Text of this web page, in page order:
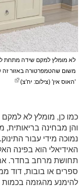
לא מומלץ למקם שידה מתחת
משום שהטמפרטורה באזור זה
'האוס אין' (צילום: יח'צ)
כמו כן, מומלץ לא
והן מבחינה
נמוכה מידי עבור
האידיאלי הוא בפינה
תחושת מרחב בחדר. אם
ספרים או בובות, דוד
להימנע מהגזמה בכמות